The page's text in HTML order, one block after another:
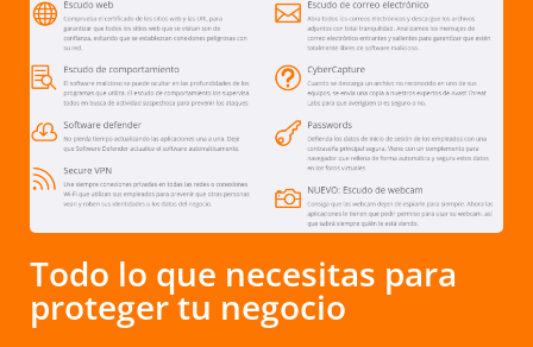
Todo lo que necesitas para
proteger tu negocio